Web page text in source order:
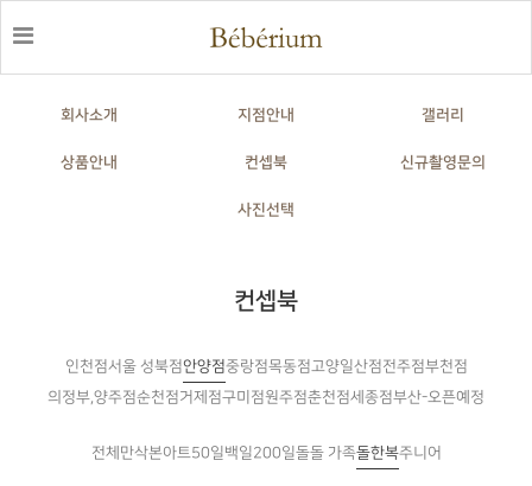
회사소개 지점안내 갤러리
상품안내 컨셉북 신규촬영문의
사진선택
컨셉북
인천점서울 성북점안양점중랑점목동점 고양일산점 전주점부천점
의정부,양주점순천점 거제점구미점원주점춘천점세종점부산-오픈예정
전체 만삭본아트 50일 백일 200일돌돌 가족돌한복주니어